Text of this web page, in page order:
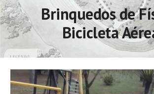
Brinquedos de
Bicicleta